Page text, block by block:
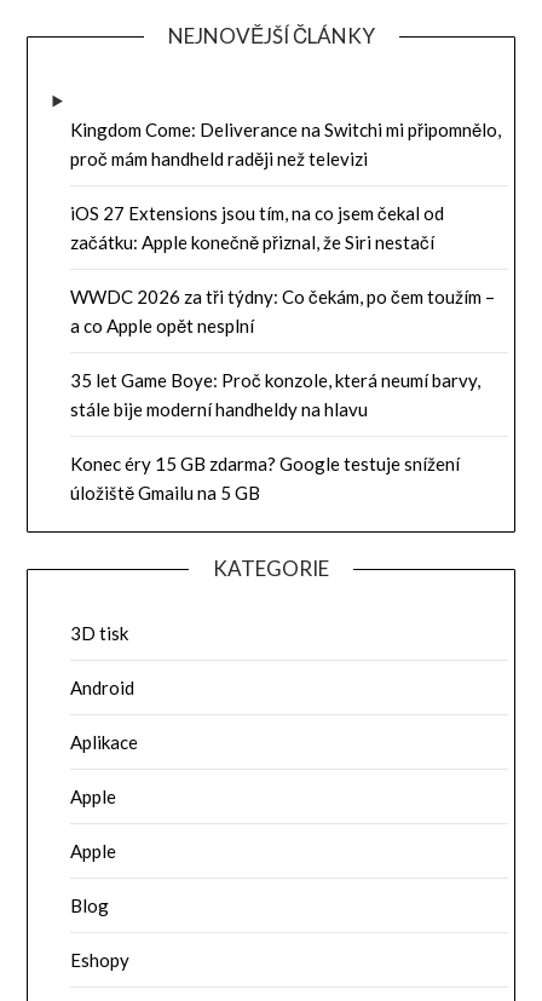
NEJNOVĚJŠÍ ČLÁNKY
Kingdom Come: Deliverance na Switchi mi připomnělo,
proč mám handheld raději než televizi
iOS 27 Extensions jsou tím, na co jsem čekal od
začátku: Apple konečně přiznal, že Siri nestačí
WWDC 2026 za tři týdny: Co čekám, po čem toužím –
a co Apple opět nesplní
35 let Game Boye: Proč konzole, která neumí barvy,
stále bije moderní handheldy na hlavu
Konec éry 15 GB zdarma? Google testuje snížení
úložiště Gmailu na 5 GB
KATEGORIE
3D tisk
Android
Aplikace
Apple
Apple
Blog
Eshopy